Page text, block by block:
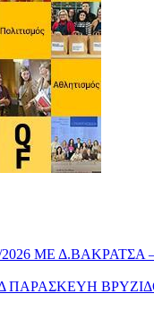
2026 ΜΕ
ΠΑΡΑΣΚΕΥΗ